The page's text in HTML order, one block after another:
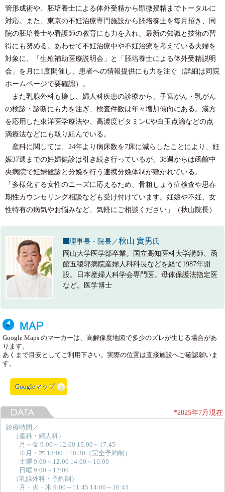
管形成術や、胚培養士による体外受精から顕微授精までトータルに
対応。また、東京の不妊治療専門施設から胚培養士を毎月招き、同
院の胚培養士や看護師の教育にも力を入れ、最新の知識と技術の習
得にも努める。あわせて不妊治療中や不妊治療を考えている夫婦を
対象に、「生殖補助医療説明会」と「胚培養士による体外受精説明
会」を月に1度開催し、患者への情報提供にも力を注ぐ（詳細は同院
ホームページで要確認）。
また乳腺外科も擁し、婦人科疾患の診療から、子宮がん・乳がん
の検診・診断にも力を注ぎ、検査件数は年々増加傾向にある。漢方
を応用した東洋医学療法や、高濃度ビタミンCや白玉点滴などの点
滴療法などにも取り組んでいる。
産科に関しては、24年より病床数を7床に減らしたことにより、妊
娠37週までの妊婦健診は引き続き行っているが、38週からは函館中
央病院で妊婦健診と分娩を行う連携分娩体制が敷かれている。
「多様化する女性のニーズに応えるため、骨粗しょう症検査や思春
期性カウンセリング相談なども受け付けています。妊娠や不妊、女
性特有の病気やお悩みなど、気軽にご相談ください」（秋山院長）
理事長・院長／秋山 實男氏
岡山大学医学部卒業。国立高知医科大学講師、函
館五稜郭病院産婦人科科長などを経て1987年開
設。日本産婦人科学会専門医。母体保護法指定医
など。医学博士
Google Maps のマーカーは、高解像度地図で多少のズレが生じる場合があ
ります。
あくまで目安としてご利用下さい。実際の位置は直接施設へご確認願いま
す。
Googleマップ
*2025年7月現在
診療時間／
（産科・婦人科）
月～金 9:00～12:00 15:00～17:45
※月・木 18:00・18:30（完全予約制）
土曜 9:00～12:00 14:00～16:00
日曜 9:00～12:00
（乳腺外科・予約制）
月・火・木 9:00～11:45 14:00～16:45